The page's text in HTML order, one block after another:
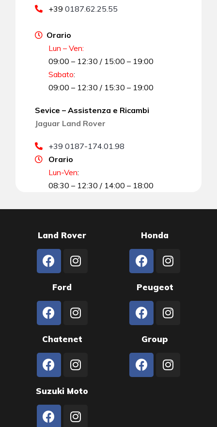
+390187.62.25.55
Orario
Lun – Ven:
09:00 – 12:30 / 15:00 – 19:00
Sabato:
09:00 – 12:30 / 15:30 – 19:00
Sevice – Assistenza e Ricambi
Jaguar Land Rover
+39 0187-174.01.98
Orario
Lun-Ven:
08:30 – 12:30 / 14:00 – 18:00
Land Rover Honda
Ford Peugeot
Chatenet Group
Suzuki Moto